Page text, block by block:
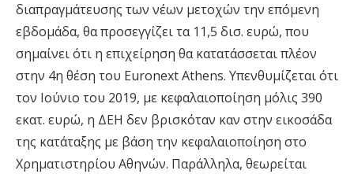
διαπραγμάτευσης των νέων μετοχών την επόμενη
εβδομάδα, θα προσεγγίζει τα 11,5 δισ. ευρώ, που
σημαίνει ότι η επιχείρηση θα κατατάσσεται πλέον
στην 4η θέση του Euronext Athens. Υπενθυμίζεται ότι
τον Ιούνιο του 2019, με κεφαλαιοποίηση μόλις 390
εκατ. ευρώ, η ΔΕΗ δεν βρισκόταν καν στην εικοσάδα
της κατάταξης με βάση την κεφαλαιοποίηση στο
Χρηματιστηρίου Αθηνών. Παράλληλα, θεωρείται